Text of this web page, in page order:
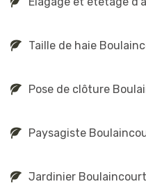
Taille de haie
Pose de clôture
Paysagiste
Jardinier Boulaincourt